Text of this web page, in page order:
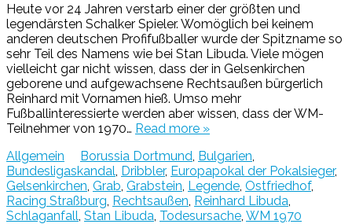
Heute vor 24 Jahren verstarb einer der größten und
legendärsten Schalker Spieler. Womöglich bei keinem
anderen deutschen Profifußballer wurde der Spitzname so
sehr Teil des Namens wie bei Stan Libuda. Viele mögen
vielleicht gar nicht wissen, dass der in Gelsenkirchen
geborene und aufgewachsene Rechtsaußen bürgerlich
Reinhard mit Vornamen hieß. Umso mehr
Fußballinteressierte werden aber wissen, dass der WM-
Teilnehmer von 1970… Read more »
Allgemein
Borussia Dortmund, Bulgarien,
Bundesligaskandal, Dribbler, Europapokal der Pokalsieger,
Gelsenkirchen, Grab, Grabstein, Legende, Ostfriedhof,
Racing Straßburg, Rechtsaußen, Reinhard Libuda,
Schlaganfall, Stan Libuda, Todesursache, WM 1970